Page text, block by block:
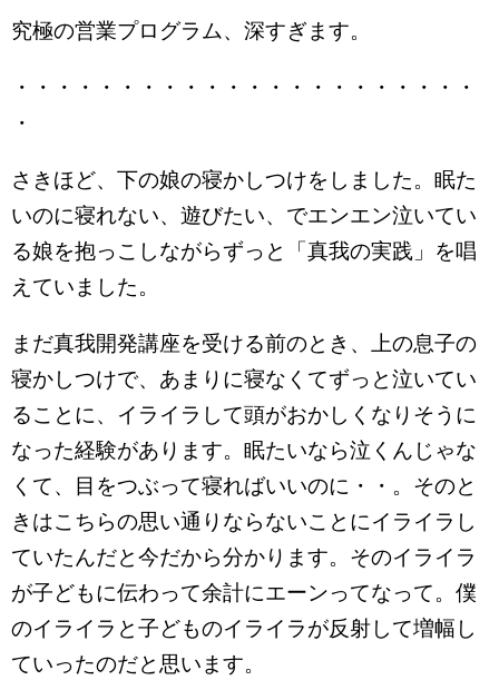
究極の営業プログラム、深すぎます。
・・・・・・・・・・・・・・・・・・・・・・
・
さきほど、下の娘の寝かしつけをしました。眠た
いのに寝れない、遊びたい、でエンエン泣いてい
る娘を抱っこしながらずっと「真我の実践」を唱
えていました。
まだ真我開発講座を受ける前のとき、上の息子の
寝かしつけで、あまりに寝なくてずっと泣いてい
ることに、イライラして頭がおかしくなりそうに
なった経験があります。眠たいなら泣くんじゃな
くて、目をつぶって寝ればいいのに・・。そのと
きはこちらの思い通りならないことにイライラし
ていたんだと今だから分かります。そのイライラ
が子どもに伝わって余計にエーンってなって。僕
のイライラと子どものイライラが反射して増幅し
ていったのだと思います。